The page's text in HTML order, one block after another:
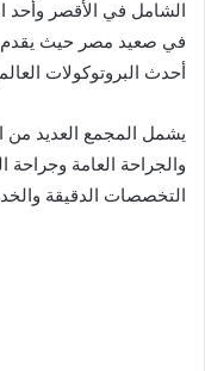
الشامل في الأقصر وأحد
في صعيد مصر حيث يقدم
أحدث البروتوكولات
يشمل المجمع العديد من
والجراحة العامة
التخصصات الدقيقة